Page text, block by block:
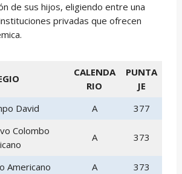
de sus hijos, eligiendo entre una
privadas que ofrecen
CALENDA
RIO
PUNTA
JE
David
A
377
Colombo
A 373
Americano A
373